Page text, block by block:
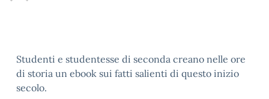
Studenti e studentesse di seconda creano nelle ore
di storia un ebook sui fatti salienti di questo inizio
secolo.